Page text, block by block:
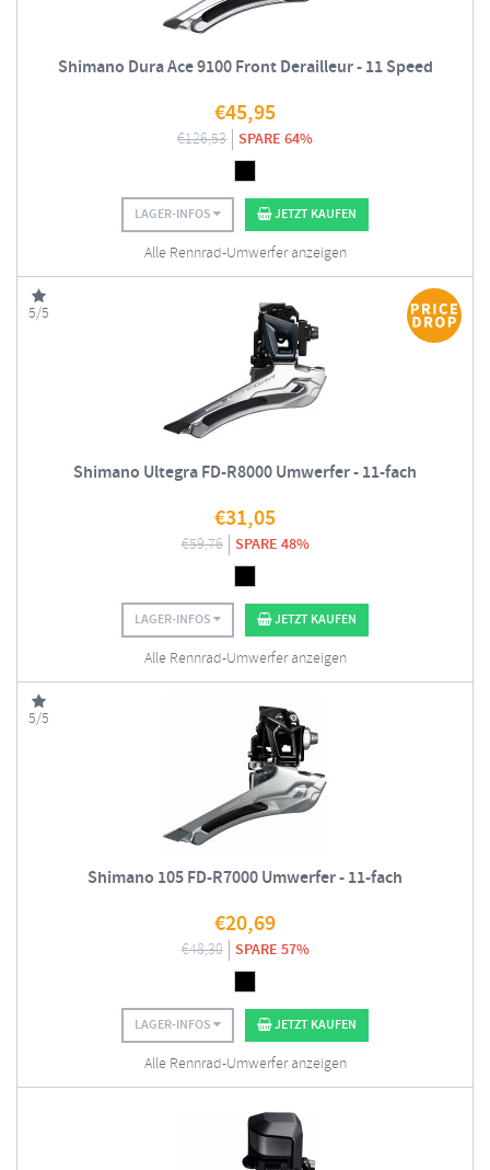
Shimano Dura Ace 9100 Front Derailleur - 11 Speed
€45,95
€126,53 SPARE 64%
LAGER-INFOS JETZT KAUFEN
Alle Rennrad-Umwerfer anzeigen
5/5
Shimano Ultegra FD-R8000 Umwerfer - 11-fach
€31,05
€59,76 SPARE 48%
LAGER-INFOS JETZT KAUFEN
Alle Rennrad-Umwerfer anzeigen
5/5
Shimano 105 FD-R7000 Umwerfer - 11-fach
€20,69
€48,30 SPARE 57%
LAGER-INFOS JETZT KAUFEN
Alle Rennrad-Umwerfer anzeigen